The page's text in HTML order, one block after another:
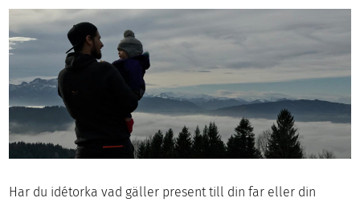
Har du idétorka vad gäller present till din far eller din